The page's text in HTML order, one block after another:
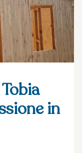
in